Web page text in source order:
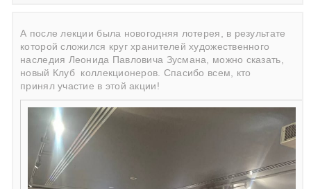
А после лекции была новогодняя лотерея, в результате
которой сложился круг хранителей художественного
наследия Леонида Павловича Зусмана, можно сказать,
новый Клуб
коллекционеров. Спасибо всем, кто
принял участие в этой акции!